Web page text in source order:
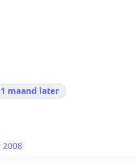
maand later
2008